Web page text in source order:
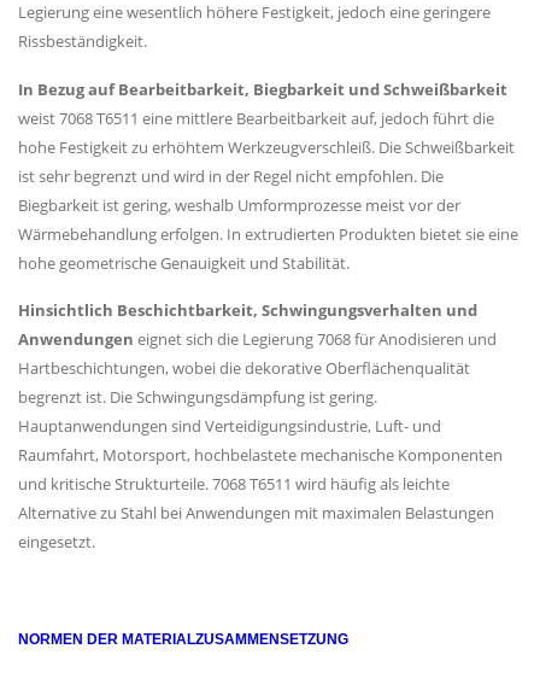
Legierung eine wesentlich höhere Festigkeit, jedoch eine geringere
Rissbeständigkeit.
In Bezug auf Bearbeitbarkeit, Biegbarkeit und Schweißbarkeit
weist 7068 T6511 eine mittlere Bearbeitbarkeit auf, jedoch führt die
hohe Festigkeit zu erhöhtem Werkzeugverschleiß. Die Schweißbarkeit
ist sehr begrenzt und wird in der Regel nicht empfohlen. Die
Biegbarkeit ist gering, weshalb Umformprozesse meist vor der
Wärmebehandlung erfolgen. In extrudierten Produkten bietet sie eine
hohe geometrische Genauigkeit und Stabilität.
Hinsichtlich Beschichtbarkeit, Schwingungsverhalten und
Anwendungen eignet sich die Legierung 7068 für Anodisieren und
Hartbeschichtungen, wobei die dekorative Oberflächenqualität
begrenzt ist. Die Schwingungsdämpfung ist gering.
Hauptanwendungen sind Verteidigungsindustrie, Luft- und
Raumfahrt, Motorsport, hochbelastete mechanische Komponenten
und kritische Strukturteile. 7068 T6511 wird häufig als leichte
Alternative zu Stahl bei Anwendungen mit maximalen Belastungen
eingesetzt.
NORMEN DER MATERIALZUSAMMENSETZUNG